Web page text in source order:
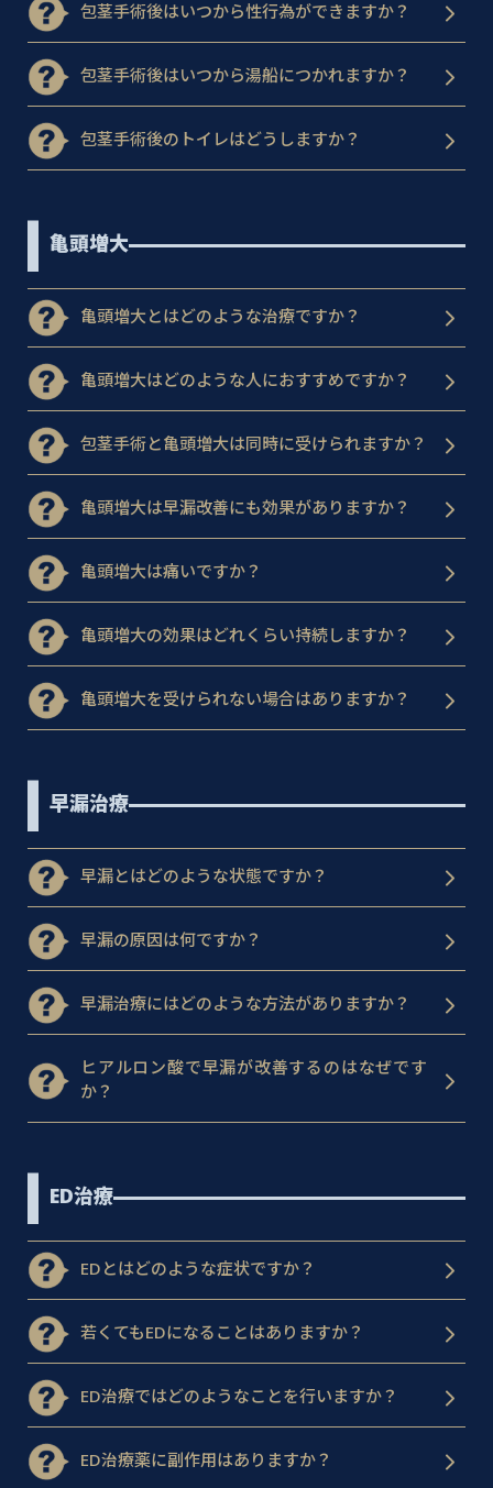
包茎手術後はいつから性行為ができますか？
包茎手術後はいつから湯船につかれますか？
包茎手術後のトイレはどうしますか？
亀頭増大
亀頭増大とはどのような治療ですか？
亀頭増大はどのような人におすすめですか？
包茎手術と亀頭増大は同時に受けられますか？
亀頭増大は早漏改善にも効果がありますか？
亀頭増大は痛いですか？
亀頭増大の効果はどれくらい持続しますか？
亀頭増大を受けられない場合はありますか？
早漏治療
早漏とはどのような状態ですか？
早漏の原因は何ですか？
早漏治療にはどのような方法がありますか？
ヒアルロン酸で早漏が改善するのはなぜです
か？
ED治療
EDとはどのような症状ですか？
若くてもEDになることはありますか？
ED治療ではどのようなことを行いますか？
ED治療薬に副作用はありますか？